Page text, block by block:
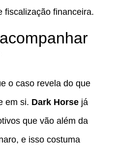
fiscalização financeira.
o caso revela do que
em si. Dark Horse já
que vão além da
e isso costuma